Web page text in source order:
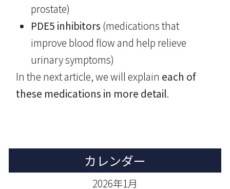
prostate)
PDE5 inhibitors (medications that
improve blood flow and help relieve
urinary symptoms)
In the next article, we will explain each of
these medications in more detail.
カレンダー
2026年1月